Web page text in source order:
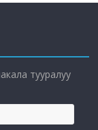
тууралуу